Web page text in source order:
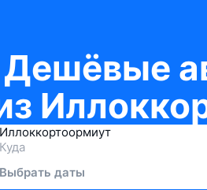
Дешёвые
Выбрать даты